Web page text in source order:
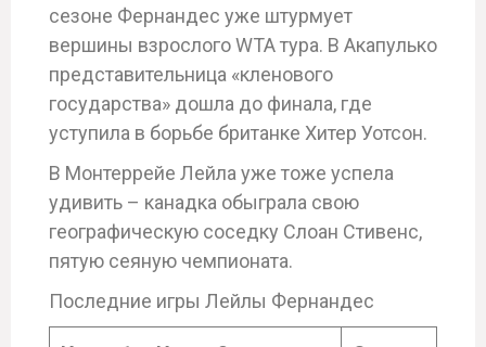
сезоне Фернандес уже штурмует
вершины взрослого WTA тура. В Акапулько
представительница «кленового
государства» дошла до финала, где
уступила в борьбе британке Хитер Уотсон.
В Монтеррейе Лейла уже тоже успела
удивить – канадка обыграла свою
географическую соседку Слоан Стивенс,
пятую сеяную чемпионата.
Последние игры Лейлы Фернандес